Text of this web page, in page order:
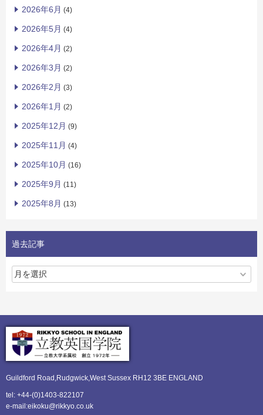
2026年6月 (4)
2026年5月 (4)
2026年4月 (2)
2026年3月 (2)
2026年2月 (3)
2026年1月 (2)
2025年12月 (9)
2025年11月 (4)
2025年10月 (16)
2025年9月 (11)
2025年8月 (13)
過去記事
Guildford Road,Rudgwick,West Sussex RH12 3BE ENGLAND
tel: +44-(0)1403-822107
e-mail:eikoku@rikkyo.co.uk